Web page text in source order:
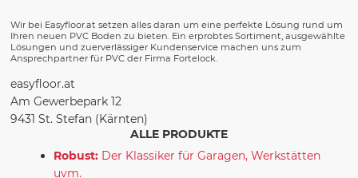
Wir bei Easyfloor.at setzen alles daran um eine perfekte Lösung rund um
Ihren neuen PVC Boden zu bieten. Ein erprobtes Sortiment, ausgewählte
Lösungen und zuerverlässiger Kundenservice machen uns zum
Ansprechpartner für PVC der Firma Fortelock.
easyfloor.at
Am Gewerbepark 12
9431 St. Stefan (Kärnten)
ALLE PRODUKTE
Robust: Der Klassiker für Garagen, Werkstätten
uvm.